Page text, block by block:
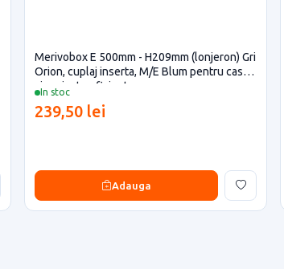
In stoc
Merivobox E 500mm - H209mm (lonjeron) Gri
Orion, cuplaj inserta, M/E Blum pentru casa
si proiecte eficiente
239,50 lei
Adauga